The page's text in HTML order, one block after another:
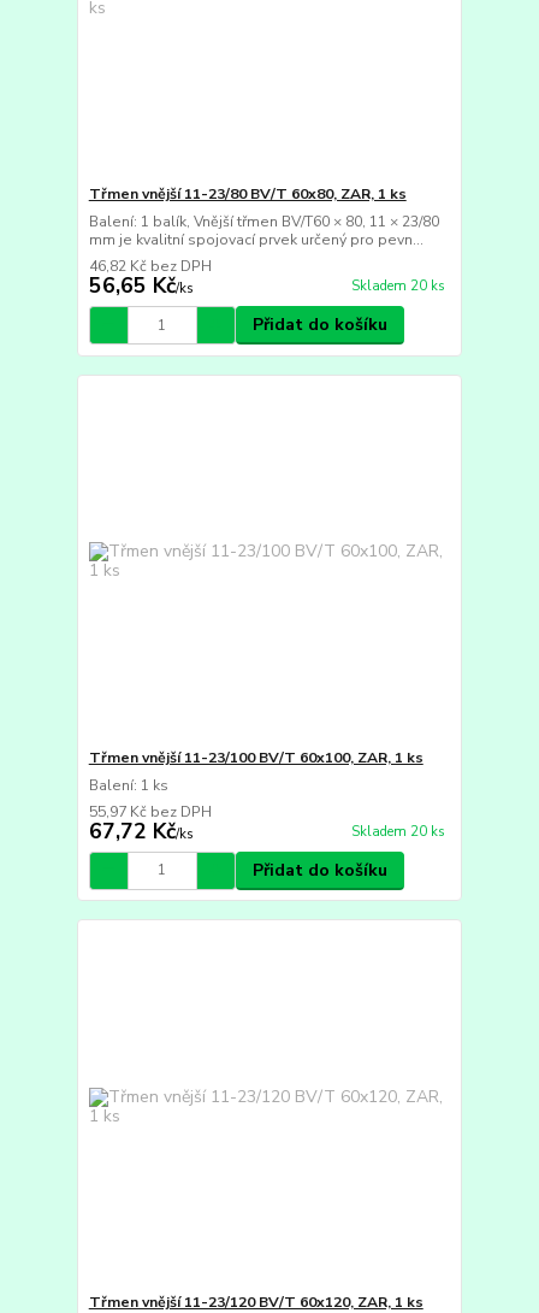
Třmen vnější 11-23/80 BV/T 60x80, ZAR, 1 ks
Balení: 1 balík, Vnější třmen BV/T60 × 80, 11 × 23/80
mm je kvalitní spojovací prvek určený pro pevn...
56,65 Kč/ks
46,82 Kč bez DPH
Skladem 20 ks
Přidat do košíku
Třmen vnější 11-23/100 BV/T 60x100, ZAR, 1 ks
Balení: 1 ks
67,72 Kč/ks
55,97 Kč bez DPH
Skladem 20 ks
Přidat do košíku
Třmen vnější 11-23/120 BV/T 60x120, ZAR, 1 ks